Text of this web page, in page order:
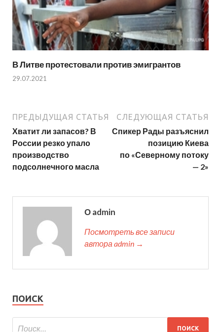
В Литве протестовали против эмигрантов
29.07.2021
ПРЕДЫДУЩАЯ СТАТЬЯ
Хватит ли запасов? В
России резко упало
производство
подсолнечного масла
СЛЕДУЮЩАЯ СТАТЬЯ
Спикер Рады разъяснил
позицию Киева
по «Северному потоку
— 2»
О admin
Посмотреть все записи
автора admin →
ПОИСК